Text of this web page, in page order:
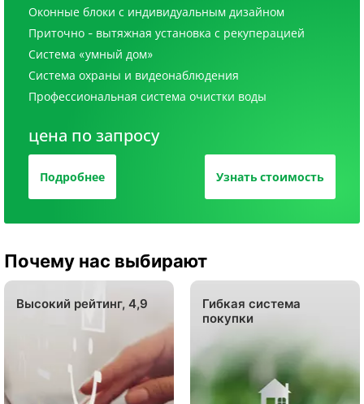
Оконные блоки с индивидуальным дизайном
Приточно - вытяжная установка с рекуперацией
Система «умный дом»
Система охраны и видеонаблюдения
Профессиональная система очистки воды
цена по запросу
Подробнее Узнать стоимость
Почему нас выбирают
Высокий рейтинг, 4,9
Гибкая система
покупки